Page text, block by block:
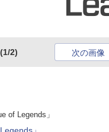
(1/2) 次の画像
of Legends」